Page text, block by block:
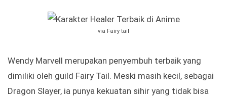
via Fairy tail
Wendy Marvell merupakan penyembuh terbaik yang
dimiliki oleh guild Fairy Tail. Meski masih kecil, sebagai
Dragon Slayer, ia punya kekuatan sihir yang tidak bisa